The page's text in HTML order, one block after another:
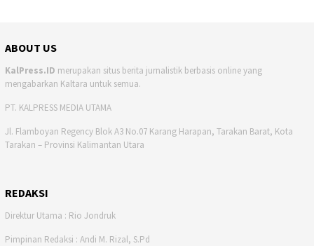
ABOUT US
KalPress.ID merupakan situs berita jurnalistik berbasis online yang
mengabarkan Kaltara untuk semua.
PT. KALPRESS MEDIA UTAMA
Jl. Flamboyan Regency Blok A3 No.07 Karang Harapan, Tarakan Barat, Kota
Tarakan – Provinsi Kalimantan Utara
REDAKSI
Direktur Utama : Rio Jondruk
Pimpinan Redaksi : Andi M. Rizal, S.Pd